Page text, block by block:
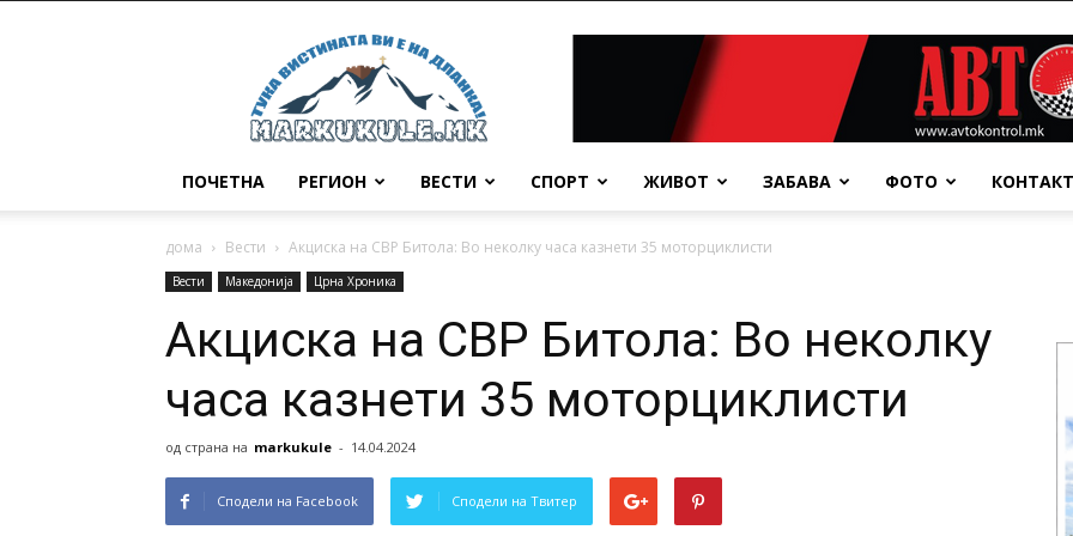
Маркукуле
ПОЧЕТНА РЕГИОН ВЕСТИ СПОРТ ЖИВОТ ЗАБАВА ФОТО КОНТАКТ
дома Вести Aкциска на СВР Битола: Во неколку часа казнети 35 моторциклисти
Вести Македонија Црна Хроника
Aкциска на СВР Битола: Во неколку
часа казнети 35 моторциклисти
од страна на markukule - 14.04.2024
Сподели на Facebook Сподели на Твитер